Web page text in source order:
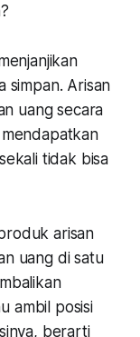
simpan. Arisan
uang secara
tidak bisa
arisan
uang di satu
ambil posisi
berarti